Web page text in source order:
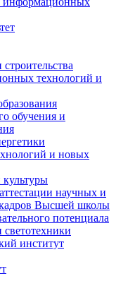
технологий и
обучения и
и новых
научных и
кадров Высшей школы
потенциала
институт